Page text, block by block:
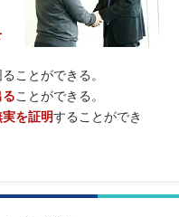
ことができる。
ことができる。
実を証明することができ